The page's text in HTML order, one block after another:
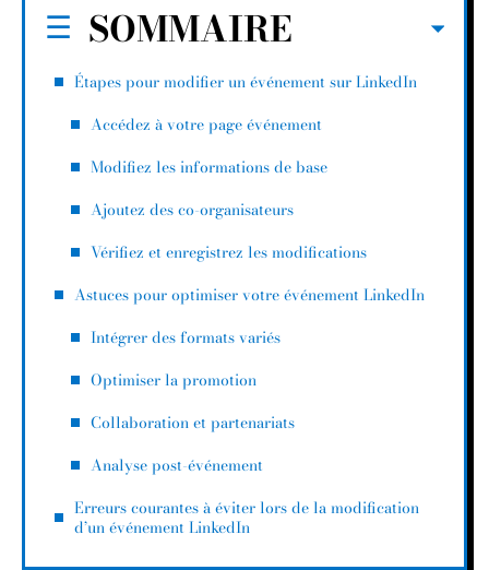
SOMMAIRE
Étapes pour modifier un événement sur LinkedIn
Accédez à votre page événement
Modifiez les informations de base
Ajoutez des co-organisateurs
Vérifiez et enregistrez les modifications
Astuces pour optimiser votre événement LinkedIn
Intégrer des formats variés
Optimiser la promotion
Collaboration et partenariats
Analyse post-événement
Erreurs courantes à éviter lors de la modification
d’un événement LinkedIn